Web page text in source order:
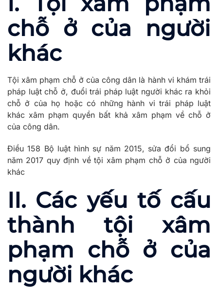
chỗ ở của người
khác
Tội xâm phạm chỗ ở của công dân là hành vi khám trái
pháp luật chỗ ở, đuổi trái pháp luật người khác ra khỏi
chỗ ở của họ hoặc có những hành vi trái pháp luật
khác xâm phạm quyền bất khả xâm phạm về chỗ ở
của công dân.
Điều 158 Bộ luật hình sự năm 2015, sửa đổi bổ sung
năm 2017 quy định về tội xâm phạm chỗ ở của người
khác
II. Các yếu tố cấu
thành tội xâm
phạm chỗ ở của
người khác